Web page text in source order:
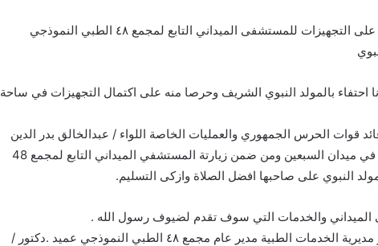
قائد المنطقة العسكرية المركزية يطلع على التجهيزات للمستشفى الميداني التابع لمجمع ٤٨ الطبي النموذجي
احتفاء بالمولد النبوي الشريف وحرصا منه على اكتمال التجهيزات في ساحة
قوات الحرس الجمهوري والعمليات الخاصة اللواء / عبدالخالق بدر الدين
الحوثي، بزيارة ميدانية لساحة الفعالية في ميدان السبعين ومن ضمن زيارتة المستشفي الميداني التابع لمجمع 48
النبوي على صاحبها افضل الصلاة وازكى التسليم.
الميداني والخدمات التي سوف تقدم لضيوف رسول الله .
حيث استمع إلى شرح مفصل من مدير مديرية الخدمات الطبية مدير عام مجمع ٤٨ الطبي النموذجي عميد .دكتور /